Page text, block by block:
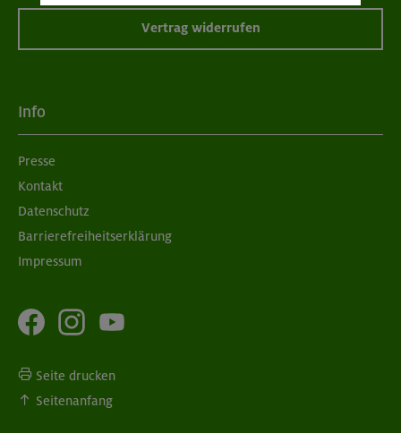
Vertrag widerrufen
Info
Presse
Kontakt
Datenschutz
Barrierefreiheitserklärung
Impressum
Seite drucken
Seitenanfang